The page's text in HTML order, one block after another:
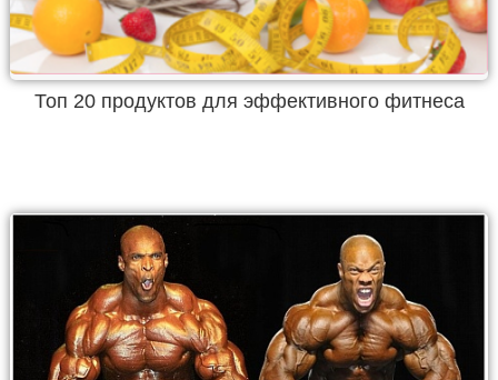
Топ 20 продуктов для эффективного фитнеса